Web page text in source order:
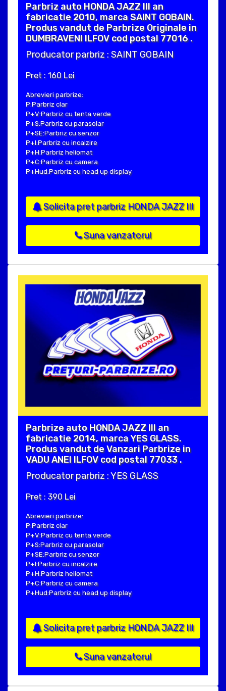
Parbriz auto HONDA JAZZ III an
fabricatie 2010, marca SAINT GOBAIN.
Produs vandut de Parbrize Originale in
DUMBRAVENI ILFOV cod postal 77016 .
Producator parbriz : SAINT GOBAIN
Pret : 160 Lei
Abrevieri parbrize:
P:Parbriz clar
P+V:Parbriz cu tenta verde
P+S:Parbriz cu parasolar
P+SE:Parbriz cu senzor
P+I:Parbriz cu incalzire
P+H:Parbriz heliomat
P+C:Parbriz cu camera
P+Hud:Parbriz cu head up display
Solicita pret parbriz HONDA JAZZ III
Suna vanzatorul
Parbrize auto HONDA JAZZ III an
fabricatie 2014, marca YES GLASS.
Produs vandut de Vanzari Parbrize in
VADU ANEI ILFOV cod postal 77033 .
Producator parbriz : YES GLASS
Pret : 390 Lei
Abrevieri parbrize:
P:Parbriz clar
P+V:Parbriz cu tenta verde
P+S:Parbriz cu parasolar
P+SE:Parbriz cu senzor
P+I:Parbriz cu incalzire
P+H:Parbriz heliomat
P+C:Parbriz cu camera
P+Hud:Parbriz cu head up display
Solicita pret parbriz HONDA JAZZ III
Suna vanzatorul